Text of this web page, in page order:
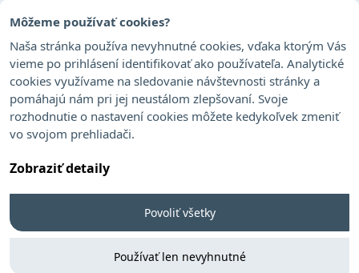
Môžeme používať cookies?
Naša stránka používa nevyhnutné cookies, vďaka ktorým Vás
vieme po prihlásení identifikovať ako používateľa. Analytické
cookies využívame na sledovanie návštevnosti stránky a
pomáhajú nám pri jej neustálom zlepšovaní. Svoje
rozhodnutie o nastavení cookies môžete kedykoľvek zmeniť
vo svojom prehliadači.
Zobraziť detaily
Povoliť všetky
Používať len nevyhnutné
Richter Marina